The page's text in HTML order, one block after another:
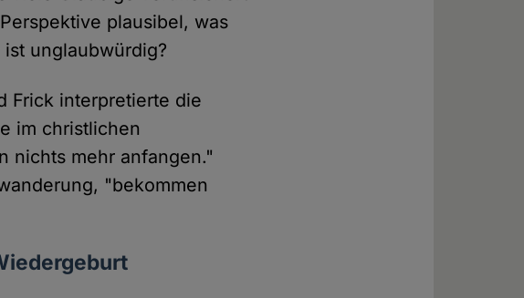
plausibel, was
unglaubwürdig?
Frick interpretierte die
im christlichen
nichts mehr anfangen."
"bekommen